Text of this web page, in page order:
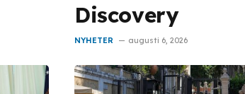
Discovery
NYHETER augusti 6, 2026